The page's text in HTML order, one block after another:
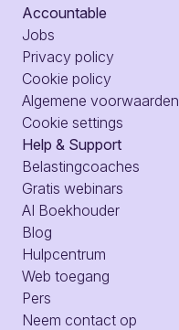
Accountable
Jobs
Privacy policy
Cookie policy
Algemene voorwaarden
Cookie settings
Help & Support
Belastingcoaches
Gratis webinars
AI Boekhouder
Blog
Hulpcentrum
Web toegang
Pers
Neem contact op